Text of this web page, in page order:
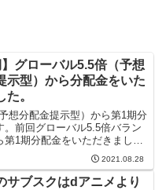
】グローバル5.5倍（予想
示型）から分配金をいた
た。
想分配金提示型）から第1期分
前回グローバル5.5倍バラン
1期分配金をいただきまし
2021.08.28
サブスクはdアニメより